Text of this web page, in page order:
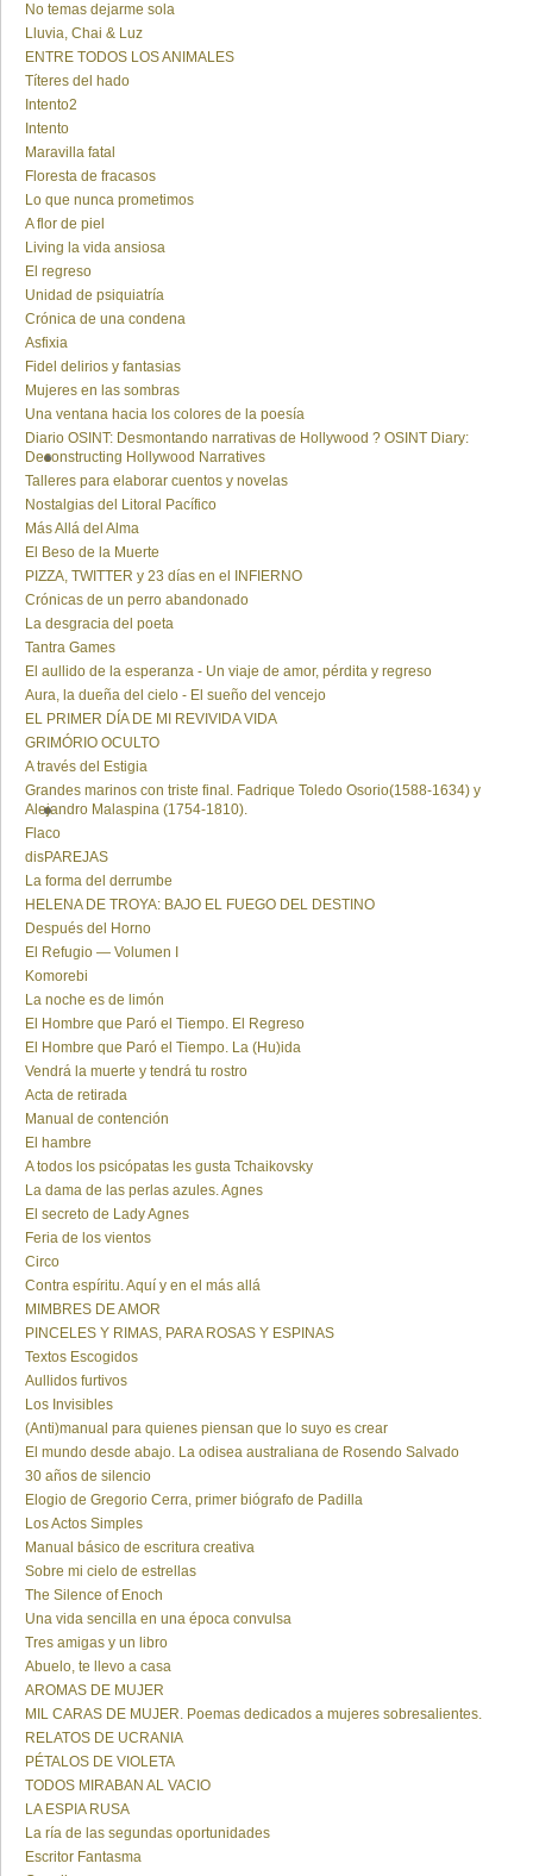
No temas dejarme sola
Lluvia, Chai & Luz
ENTRE TODOS LOS ANIMALES
Títeres del hado
Intento2
Intento
Maravilla fatal
Floresta de fracasos
Lo que nunca prometimos
A flor de piel
Living la vida ansiosa
El regreso
Unidad de psiquiatría
Crónica de una condena
Asfixia
Fidel delirios y fantasias
Mujeres en las sombras
Una ventana hacia los colores de la poesía
Diario OSINT: Desmontando narrativas de Hollywood ? OSINT Diary:
Deconstructing Hollywood Narratives
Talleres para elaborar cuentos y novelas
Nostalgias del Litoral Pacífico
Más Allá del Alma
El Beso de la Muerte
PIZZA, TWITTER y 23 días en el INFIERNO
Crónicas de un perro abandonado
La desgracia del poeta
Tantra Games
El aullido de la esperanza - Un viaje de amor, pérdita y regreso
Aura, la dueña del cielo - El sueño del vencejo
EL PRIMER DÍA DE MI REVIVIDA VIDA
GRIMÓRIO OCULTO
A través del Estigia
Grandes marinos con triste final. Fadrique Toledo Osorio(1588-1634) y
Alejandro Malaspina (1754-1810).
Flaco
disPAREJAS
La forma del derrumbe
HELENA DE TROYA: BAJO EL FUEGO DEL DESTINO
Después del Horno
El Refugio — Volumen I
Komorebi
La noche es de limón
El Hombre que Paró el Tiempo. El Regreso
El Hombre que Paró el Tiempo. La (Hu)ida
Vendrá la muerte y tendrá tu rostro
Acta de retirada
Manual de contención
El hambre
A todos los psicópatas les gusta Tchaikovsky
La dama de las perlas azules. Agnes
El secreto de Lady Agnes
Feria de los vientos
Circo
Contra espíritu. Aquí y en el más allá
MIMBRES DE AMOR
PINCELES Y RIMAS, PARA ROSAS Y ESPINAS
Textos Escogidos
Aullidos furtivos
Los Invisibles
(Anti)manual para quienes piensan que lo suyo es crear
El mundo desde abajo. La odisea australiana de Rosendo Salvado
30 años de silencio
Elogio de Gregorio Cerra, primer biógrafo de Padilla
Los Actos Simples
Manual básico de escritura creativa
Sobre mi cielo de estrellas
The Silence of Enoch
Una vida sencilla en una época convulsa
Tres amigas y un libro
Abuelo, te llevo a casa
AROMAS DE MUJER
MIL CARAS DE MUJER. Poemas dedicados a mujeres sobresalientes.
RELATOS DE UCRANIA
PÉTALOS DE VIOLETA
TODOS MIRABAN AL VACIO
LA ESPIA RUSA
La ría de las segundas oportunidades
Escritor Fantasma